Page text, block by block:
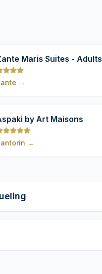
Maris Suites - Adults
→
by Art Maisons
→